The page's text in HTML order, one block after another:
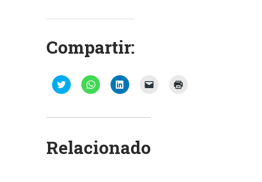
Compartir:
Haz
clic
Twitter
en
una
Haz
clic
WhatsApp
en
una
Haz
clic
LinkedIn
en
una
Relacionado